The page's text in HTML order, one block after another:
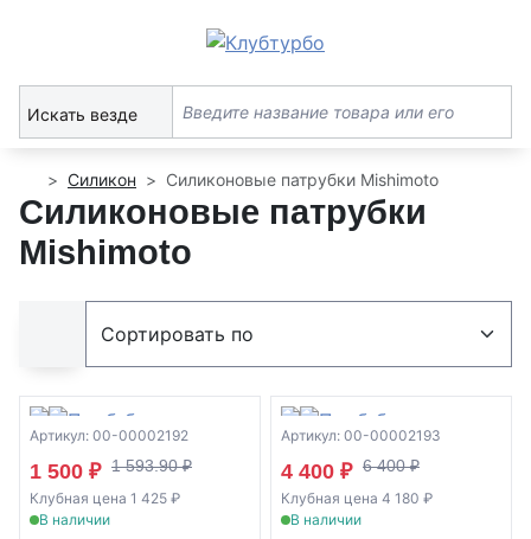
Искать везде
Силикон Силиконовые патрубки Mishimoto
Силиконовые патрубки
Mishimoto
Артикул: 00-00002192
1 500 ₽ 1 593.90 ₽
Клубная цена 1 425 ₽
В наличии
Артикул: 00-00002193
4 400 ₽ 6 400 ₽
Клубная цена 4 180 ₽
В наличии